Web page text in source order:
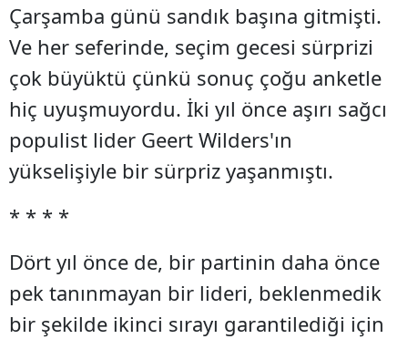
Çarşamba günü sandık başına gitmişti.
Ve her seferinde, seçim gecesi sürprizi
çok büyüktü çünkü sonuç çoğu anketle
hiç uyuşmuyordu. İki yıl önce aşırı sağcı
populist lider Geert Wilders'ın
yükselişiyle bir sürpriz yaşanmıştı.
* * * *
Dört yıl önce de, bir partinin daha önce
pek tanınmayan bir lideri, beklenmedik
bir şekilde ikinci sırayı garantilediği için